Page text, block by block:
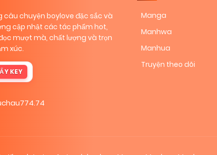
câu chuyện boylove đặc sắc và
cập nhật các tác phẩm hot,
mượt mà, chất lượng và trọn
xúc.
KEY
Manga
Manhwa
Manhua
Truyện theo dõi